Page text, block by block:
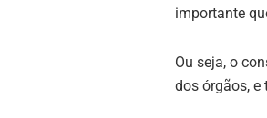
importante
Ou seja, o
dos órgãos, e